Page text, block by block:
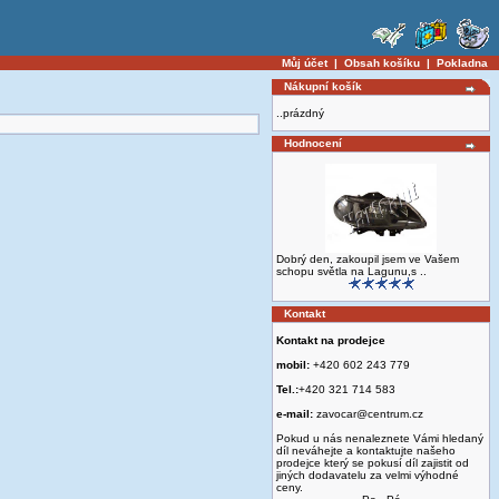
Můj účet| Obsah košíku | Pokladna
Nákupní košík
..prázdný
Hodnocení
Dobrý den, zakoupil jsem ve Vašem
schopu světla na Lagunu,s ..
Kontakt
Kontakt na prodejce
mobil: +420 602 243 779
Tel.:+420 321 714 583
e-mail: zavocar@centrum.cz
Pokud u nás nenaleznete Vámi hledaný
díl neváhejte a kontaktujte našeho
prodejce který se pokusí díl zajistit od
jiných dodavatelu za velmi výhodné
ceny.